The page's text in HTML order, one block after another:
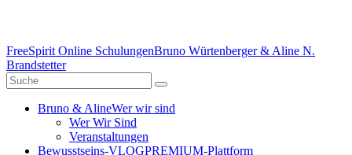
FreeSpirit Online SchulungenBruno Würtenberger & Aline N.
Brandstetter
Bruno & AlineWer wir sind
Wer Wir Sind
Veranstaltungen
Bewusstseins-VLOGPREMIUM-Plattform